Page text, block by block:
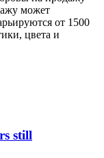
может
от 1500
цвета и
still